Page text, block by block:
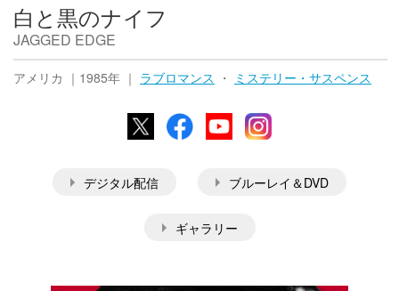
白と黒のナイフ
JAGGED EDGE
アメリカ ｜1985年 ｜ ラブロマンス ・ ミステリー・サスペンス
X FacebookYouTubeInstagram
デジタル配信 ブルーレイ＆DVD
ギャラリー